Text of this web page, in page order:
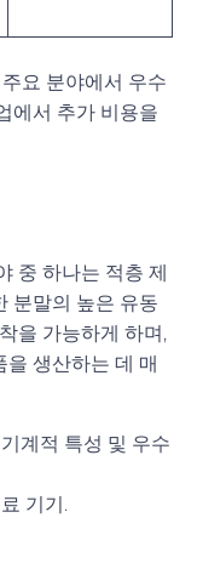
요 분야에서 우수
에서 추가 비용을
중 하나는 적층 제
분말의 높은 유동
을 가능하게 하며,
생산하는 데 매
계적 특성 및 우수
기기.